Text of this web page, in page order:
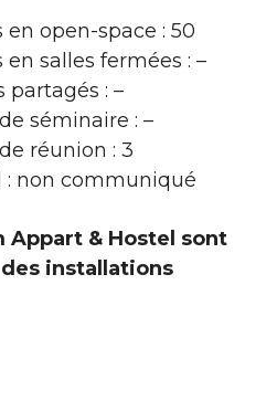
open-space : 50
salles fermées : –
partagés : –
séminaire : –
réunion : 3
: non communiqué
Appart & Hostel sont
installations